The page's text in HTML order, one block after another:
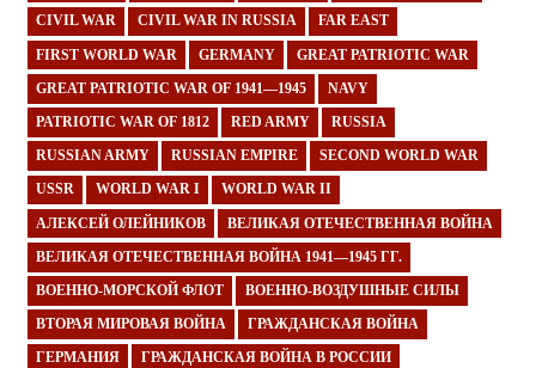
CIVIL WAR CIVIL WAR IN RUSSIA FAR EAST
FIRST WORLD WAR GERMANY GREAT PATRIOTIC WAR
GREAT PATRIOTIC WAR OF 1941—1945 NAVY
PATRIOTIC WAR OF 1812 RED ARMY RUSSIA
RUSSIAN ARMY RUSSIAN EMPIRE SECOND WORLD WAR
USSR WORLD WAR I WORLD WAR II
АЛЕКСЕЙ ОЛЕЙНИКОВ ВЕЛИКАЯ ОТЕЧЕСТВЕННАЯ ВОЙНА
ВЕЛИКАЯ ОТЕЧЕСТВЕННАЯ ВОЙНА 1941—1945 ГГ.
ВОЕННО-МОРСКОЙ ФЛОТ ВОЕННО-ВОЗДУШНЫЕ СИЛЫ
ВТОРАЯ МИРОВАЯ ВОЙНА ГРАЖДАНСКАЯ ВОЙНА
ГЕРМАНИЯ ГРАЖДАНСКАЯ ВОЙНА В РОССИИ